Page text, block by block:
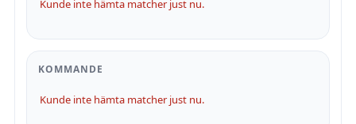
Kunde inte hämta matcher just nu.
KOMMANDE
Kunde inte hämta matcher just nu.